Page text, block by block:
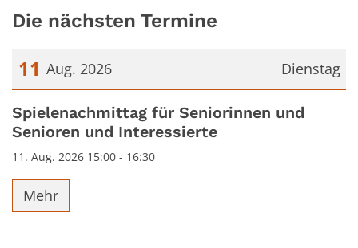
Die nächsten Termine
Dienstag
11 Aug. 2026
Datum: 11. August 2026
Spielenachmittag für Seniorinnen und
Senioren und Interessierte
11. Aug. 2026 15:00 - 16:30
Mehr